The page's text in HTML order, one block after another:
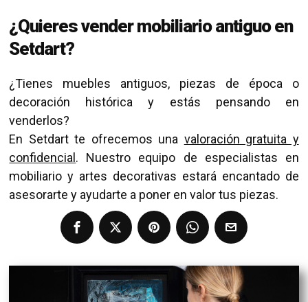
¿Quieres vender mobiliario antiguo en
Setdart?
¿Tienes muebles antiguos, piezas de época o
decoración histórica y estás pensando en
venderlos?
En Setdart te ofrecemos una valoración gratuita y
confidencial . Nuestro equipo de especialistas en
mobiliario y artes decorativas estará encantado de
asesorarte y ayudarte a poner en valor tus piezas.